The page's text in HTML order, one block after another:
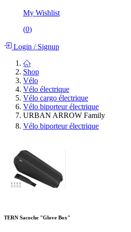
My Wishlist
(0)
Login /Signup
Shop
Vélo
Vélo électrique
Vélo cargo électrique
Vélo biporteur électrique
URBAN ARROW Family
Vélo biporteur électrique
TERN Sacoche "Glove Box"